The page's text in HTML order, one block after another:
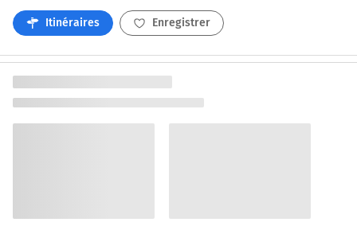
Itinéraires Enregistrer